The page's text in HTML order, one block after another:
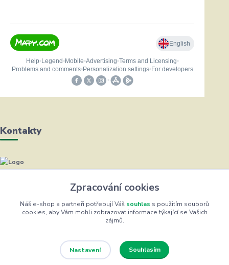
Kontakty
+420 604 711 491
(Po-Čt, 8-16 hod.)
info@zufrik.cz
Zpracování cookies
Náš e-shop a partneři potřebují Váš souhlas s použitím souborů
cookies, aby Vám mohli zobrazovat informace týkající se Vašich
zájmů.
Nastavení Souhlasím